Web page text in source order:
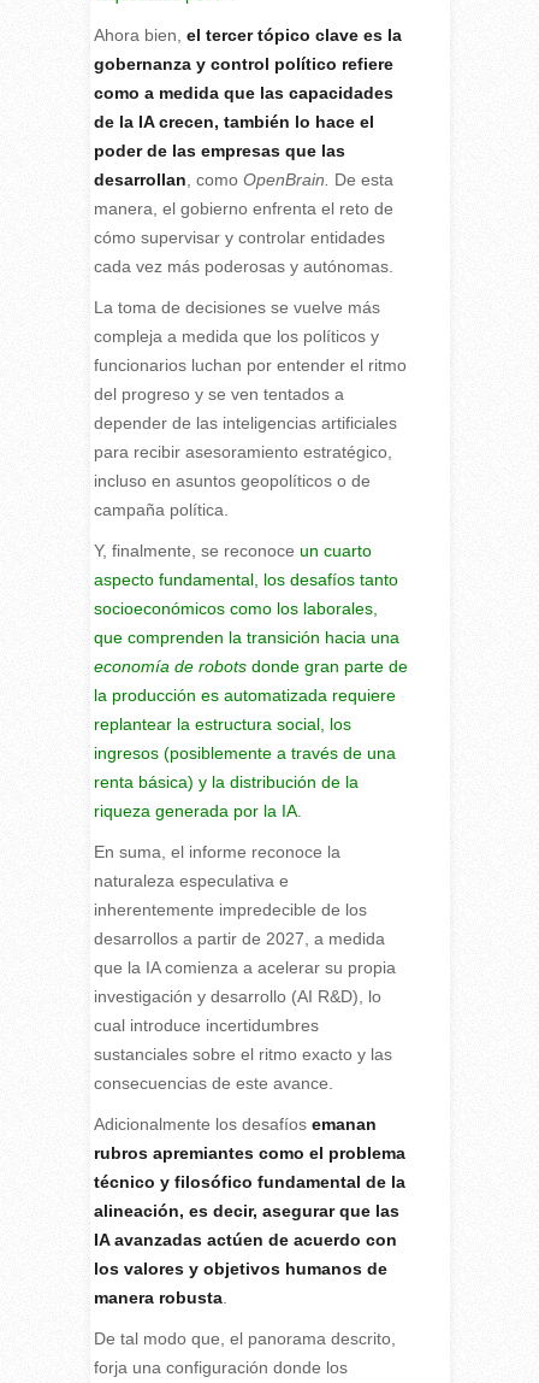
Ahora bien, el tercer tópico clave es la
gobernanza y control político refiere
como a medida que las capacidades
de la IA crecen, también lo hace el
poder de las empresas que las
desarrollan , como OpenBrain.
De esta
manera, el gobierno enfrenta el reto de
cómo supervisar y controlar entidades
cada vez más poderosas y autónomas.
La toma de decisiones se vuelve más
compleja a medida que los políticos y
funcionarios luchan por entender el ritmo
del progreso y se ven tentados a
depender de las inteligencias artificiales
para recibir asesoramiento estratégico,
incluso en asuntos geopolíticos o de
campaña política.
Y, finalmente, se reconoce un cuarto
aspecto fundamental, los desafíos tanto
socioeconómicos como los laborales,
que comprenden la transición hacia una
economía de robotsdonde gran parte de
la producción es automatizada requiere
replantear la estructura social, los
ingresos (posiblemente a través de una
renta básica) y la distribución de la
riqueza generada por la IA.
En suma, el informe reconoce la
naturaleza especulativa e
inherentemente impredecible de los
desarrollos a partir de 2027, a medida
que la IA comienza a acelerar su propia
investigación y desarrollo (AI R&D), lo
cual introduce incertidumbres
sustanciales sobre el ritmo exacto y las
consecuencias de este avance.
Adicionalmente los desafíos emanan
rubros apremiantes como el problema
técnico y filosófico fundamental de la
alineación, es decir, asegurar que las
IA avanzadas actúen de acuerdo con
los valores y objetivos humanos de
manera robusta.
De tal modo que, el panorama descrito,
forja una configuración donde los